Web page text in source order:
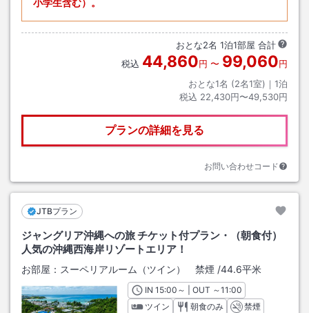
小学生含む）。
おとな2名 1泊1部屋 合計
税込 44,860円 〜 99,060円
おとな1名 (2名1室)｜ 1泊
税込 22,430円〜49,530円
プランの詳細を見る
お問い合わせコード
JTBプラン
ジャングリア沖縄への旅 チケット付プラン・（朝食付）
人気の沖縄西海岸リゾートエリア！
お部屋： スーペリアルーム（ツイン） 禁煙 /44.6平米
INチェックイン
15:00 ～ | OUT チェックアウト
～11:00
ツイン
朝食のみ
禁煙